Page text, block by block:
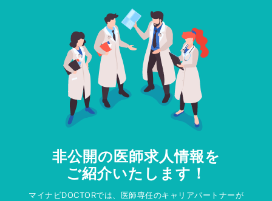
非公開の医師求人情報を
ご紹介いたします！
マイナビDOCTORでは、医師専任のキャリアパートナーが